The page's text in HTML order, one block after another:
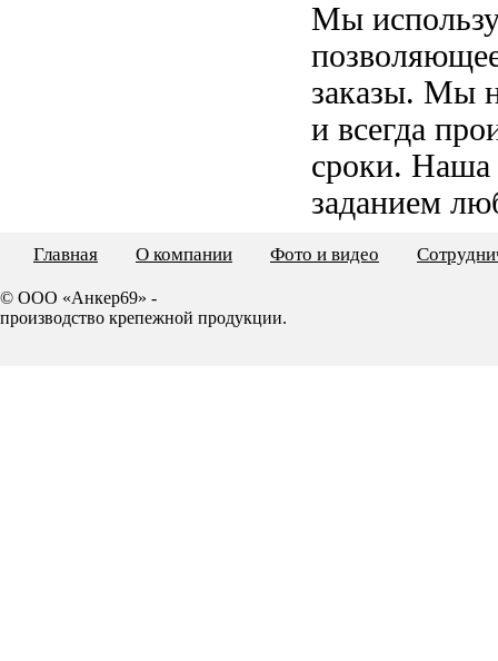
Мы
заказы. Мы
и всегда
сроки. Наша
заданием
Главная О компании Фото и видео
© ООО «Анкер69» -
производство крепежной продукции.